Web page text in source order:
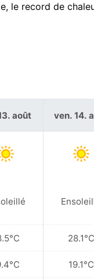
le record de
août ven. 14.
28.1°C
19.1°C